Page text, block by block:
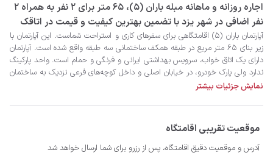
‫‫اجاره روزانه و ماهانه مبله باران (۵)، 65 متر برای 2 نفر به همراه 2
نفر اضافی در شهر یزد با تضمین بهترین کیفیت و قیمت در اتاقک
نمایش جزئیات بیشتر
موقعیت تقریبی اقامتگاه
آدرس و موقعیت دقیق اقامتگاه، پس از رزرو برای شما ارسال خواهد شد